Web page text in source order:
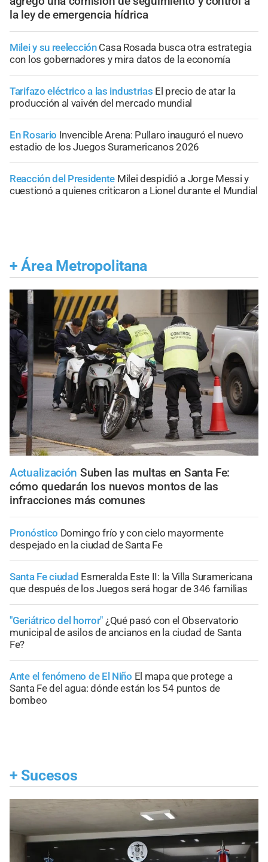
la ley de emergencia hídrica
Milei y su reelección Casa Rosada busca otra estrategia
con los gobernadores y mira datos de la economía
Tarifazo eléctrico a las industrias El precio de atar la
producción al vaivén del mercado mundial
En Rosario Invencible Arena: Pullaro inauguró el nuevo
estadio de los Juegos Suramericanos 2026
Reacción del Presidente Milei despidió a Jorge Messi y
cuestionó a quienes criticaron a Lionel durante el Mundial
+ Área Metropolitana
Actualización Suben las multas en Santa Fe:
cómo quedarán los nuevos montos de las
infracciones más comunes
Pronóstico Domingo frío y con cielo mayormente
despejado en la ciudad de Santa Fe
Santa Fe ciudad Esmeralda Este II: la Villa Suramericana
que después de los Juegos será hogar de 346 familias
"Geriátrico del horror" ¿Qué pasó con el Observatorio
municipal de asilos de ancianos en la ciudad de Santa
Fe?
Ante el fenómeno de El Niño El mapa que protege a
Santa Fe del agua: dónde están los 54 puntos de
bombeo
+ Sucesos